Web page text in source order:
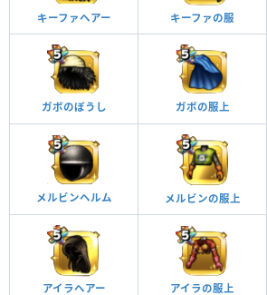
キーファヘアー キーファの服
ガボのぼうし ガボの服上
メルビンヘルム メルビンの服上
アイラヘアー アイラの服上